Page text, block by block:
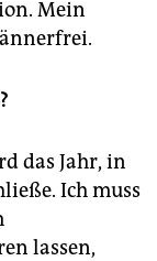
Mein
das Jahr, in
Ich muss
lassen,